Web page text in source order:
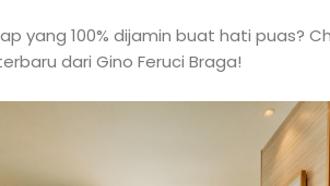
yang 100% dijamin buat hati puas?
dari Gino Feruci Braga!